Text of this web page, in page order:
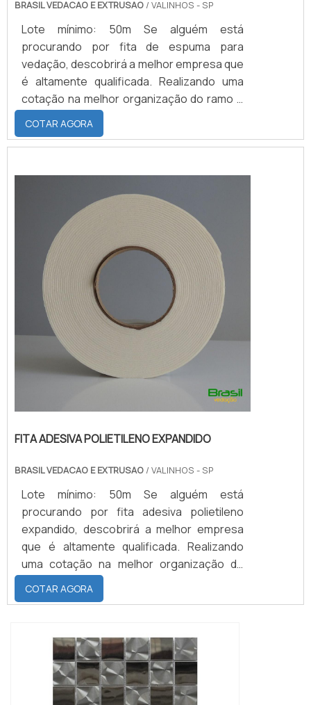
BRASIL VEDACAO E EXTRUSAO / VALINHOS - SP
Lote mínimo: 50m Se alguém está
procurando por fita de espuma para
vedação, descobrirá a melhor empresa que
é altamente qualificada. Realizando uma
cotação na melhor organização do ramo e
descobrindo a maior referência de
qualidade da área de atuação.MAIS SOBRE
FITA DE ESPUMA PARA VEDAÇÃOQuem
encontrar o site da Brasil Vedação. É
possível encontrar borrachas fabri...
COTAR AGORA
FITA ADESIVA POLIETILENO EXPANDIDO
BRASIL VEDACAO E EXTRUSAO / VALINHOS - SP
Lote mínimo: 50m Se alguém está
procurando por fita adesiva polietileno
expandido, descobrirá a melhor empresa
que é altamente qualificada. Realizando
uma cotação na melhor organização do
ramo e descobrindo a maior referência de
qualidade da área de atuação.Quando o
poderá encontrar excelente custo-
benefício com cores sólidas e duráveis,
que não desbotam o...
COTAR AGORA